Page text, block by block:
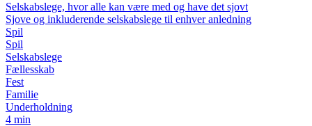
Selskabslege, hvor alle kan være med og have det sjovt
Sjove og inkluderende selskabslege til enhver anledning
Spil
Spil
Selskabslege
Fællesskab
Fest
Familie
Underholdning
4 min